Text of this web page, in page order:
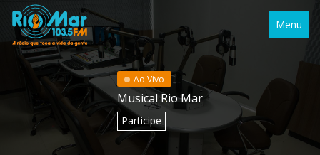
Menu
Ao Vivo
Musical Rio Mar
Participe